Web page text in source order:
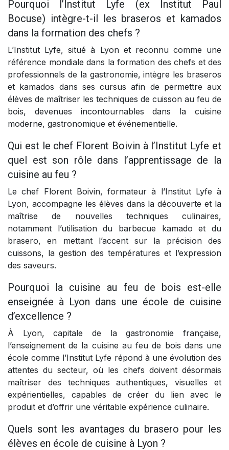
Pourquoi l’Institut Lyfe (ex Institut Paul
Bocuse) intègre-t-il les braseros et kamados
dans la formation des chefs ?
L’Institut Lyfe, situé à Lyon et reconnu comme une
référence mondiale dans la formation des chefs et des
professionnels de la gastronomie, intègre les braseros
et kamados dans ses cursus afin de permettre aux
élèves de maîtriser les techniques de cuisson au feu de
bois, devenues incontournables dans la cuisine
moderne, gastronomique et événementielle.
Qui est le chef Florent Boivin à l’Institut Lyfe et
quel est son rôle dans l’apprentissage de la
cuisine au feu ?
Le chef Florent Boivin, formateur à l’Institut Lyfe à
Lyon, accompagne les élèves dans la découverte et la
maîtrise de nouvelles techniques culinaires,
notamment l’utilisation du barbecue kamado et du
brasero, en mettant l’accent sur la précision des
cuissons, la gestion des températures et l’expression
des saveurs.
Pourquoi la cuisine au feu de bois est-elle
enseignée à Lyon dans une école de cuisine
d’excellence ?
À Lyon, capitale de la gastronomie française,
l’enseignement de la cuisine au feu de bois dans une
école comme l’Institut Lyfe répond à une évolution des
attentes du secteur, où les chefs doivent désormais
maîtriser des techniques authentiques, visuelles et
expérientielles, capables de créer du lien avec le
produit et d’offrir une véritable expérience culinaire.
Quels sont les avantages du brasero pour les
élèves en école de cuisine à Lyon ?